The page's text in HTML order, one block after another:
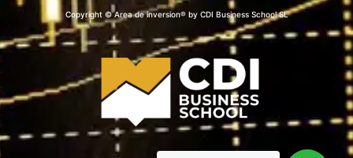
Copyright © Area de inversion® by CDI Business School SL